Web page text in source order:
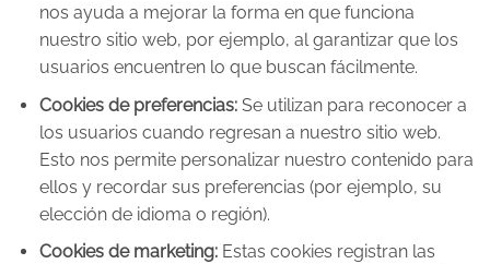
nos ayuda a mejorar la forma en que funciona
nuestro sitio web, por ejemplo, al garantizar que los
usuarios encuentren lo que buscan fácilmente.
Cookies de preferencias:Se utilizan para reconocer a
los usuarios cuando regresan a nuestro sitio web.
Esto nos permite personalizar nuestro contenido para
ellos y recordar sus preferencias (por ejemplo, su
elección de idioma o región).
Cookies de marketing:Estas cookies registran las